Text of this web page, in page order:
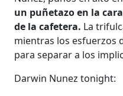
un puñetazo en la
de la cafetera. La
mientras los esfuerzos
para separar a los
Darwin Nunez tonight: